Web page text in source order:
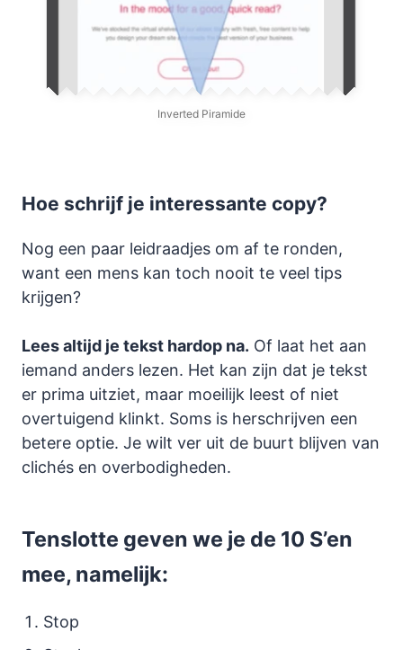
Inverted Piramide
Hoe schrijf je interessante copy?
Nog een paar leidraadjes om af te ronden,
want een mens kan toch nooit te veel tips
krijgen?
Lees altijd je tekst hardop na. Of laat het aan
iemand anders lezen. Het kan zijn dat je tekst
er prima uitziet, maar moeilijk leest of niet
overtuigend klinkt. Soms is herschrijven een
betere optie. Je wilt ver uit de buurt blijven van
clichés en overbodigheden.
Tenslotte geven we je de 10 S’en
mee, namelijk:
Stop